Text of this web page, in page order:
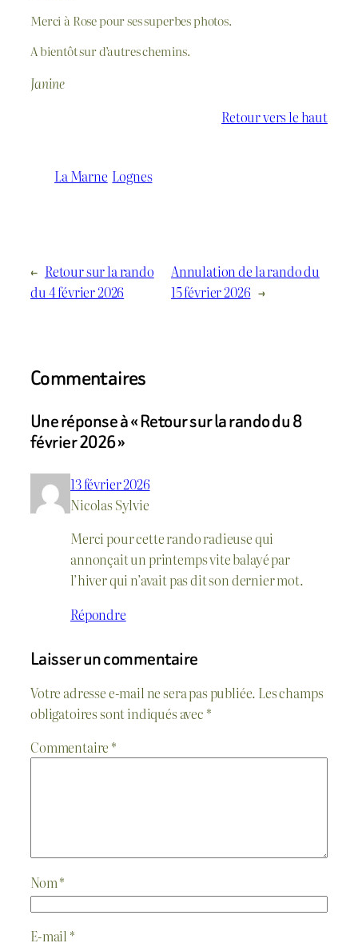
Merci à Rose pour ses superbes photos.
A bientôt sur d’autres chemins.
Janine
Retour vers le haut
La Marne Lognes
← Retour sur la rando
du 4 février 2026
Annulation de la rando du
15 février 2026 →
Commentaires
Une réponse à « Retour sur la rando du 8
février 2026 »
13 février 2026
Nicolas Sylvie
Merci pour cette rando radieuse qui
annonçait un printemps vite balayé par
l’hiver qui n’avait pas dit son dernier mot.
Répondre
Laisser un commentaire
Votre adresse e-mail ne sera pas publiée. Les champs
obligatoires sont indiqués avec *
Commentaire *
Nom*
E-mail *